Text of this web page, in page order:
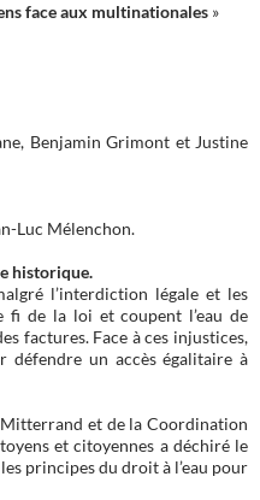
face aux multinationales »
Benjamin Grimont et Justine
Luc Mélenchon.
historique.
l’interdiction légale et les
fi de la loi et coupent l’eau de
factures. Face à ces injustices,
défendre un accès égalitaire à
et de la Coordination
et citoyennes a déchiré le
principes du droit à l’eau pour